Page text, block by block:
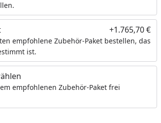
+1.765,70 €
empfohlene Zubehör-Paket bestellen, das
ist.
empfohlenen Zubehör-Paket frei